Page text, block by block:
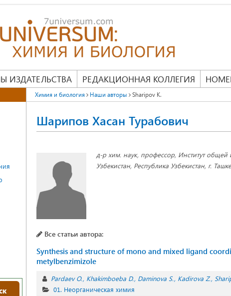
ИЗДАТЕЛЬСТВА РЕДАКЦИОННАЯ КОЛЛЕГИЯ
Химия и биология Наши авторы Sharipov K.
Шарипов Хасан Турабович
д-р хим. наук, профессор, Институт
Узбекистан, Республика Узбекистан, г.
Все статьи автора:
Synthesis and structure of mono and mixed ligand
metylbenzimizole
Pardaev O. Khakimboeba D. Daminova S. Kadirova Z.
01. Неорганическая химия